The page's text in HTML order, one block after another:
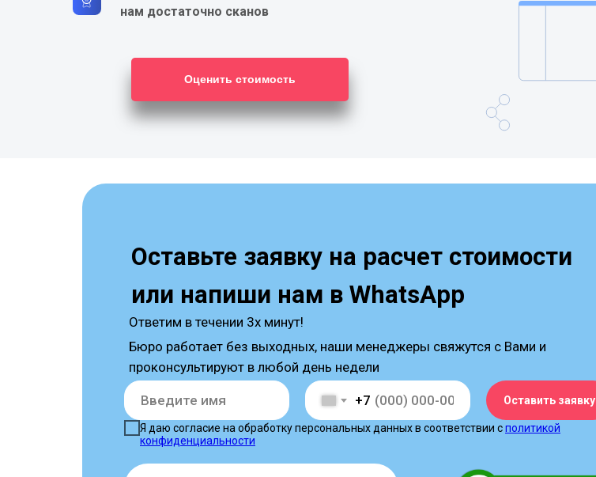
нам достаточно сканов
Оценить стоимость
Оставьте заявку на расчет стоимости
или напиши нам в WhatsApp
Бюро работает без выходных, наши менеджеры свяжутся с Вами и
проконсультируют в любой день недели
+7
Я даю согласие на обработку персональных данных в соответствии сполитикой
конфиденциальности
Оставить заявку
Ответим в течении 3х минут!